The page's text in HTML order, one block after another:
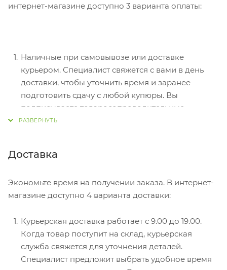
интернет-магазине доступно 3 варианта оплаты:
Наличные при самовывозе или доставке
курьером. Специалист свяжется с вами в день
доставки, чтобы уточнить время и заранее
подготовить сдачу с любой купюры. Вы
подписываете товаросопроводительные
документы, вносите денежные средства,
перенаправит вас на сервер системы ASSIST.
Здесь нужно ввести номер карты, срок действия
Электронные системы при онлайн-заказе:
PayPal, WebMoney и Яндекс.Деньги. Для
совершения покупки система перенаправит вас
Доставка
Экономьте время на получении заказа. В интернет-
магазине доступно 4 варианта доставки:
Курьерская доставка работает с 9.00 до 19.00.
Когда товар поступит на склад, курьерская
служба свяжется для уточнения деталей.
Специалист предложит выбрать удобное время